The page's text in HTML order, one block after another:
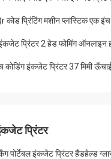
कोड प्रिंटिंग मशीन प्लास्टिक एक
प्रिंटर 2 हेड फोमिंग ऑनलाइन
कोडिंग इंकजेट प्रिंटर 37 मिमी
प्रिंटर
पोर्टेबल इंकजेट प्रिंटर हैंडहेल्ड